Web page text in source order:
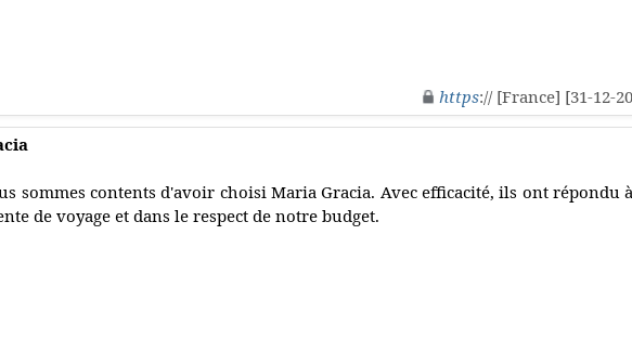
https:// [France] [31-12-
sommes contents d'avoir choisi Maria Gracia. Avec efficacité, ils ont répondu
de voyage et dans le respect de notre budget.